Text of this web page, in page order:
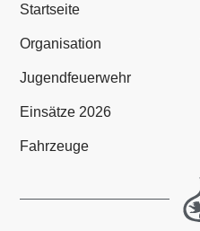
Startseite
Organisation
Jugendfeuerwehr
Einsätze 2026
Fahrzeuge